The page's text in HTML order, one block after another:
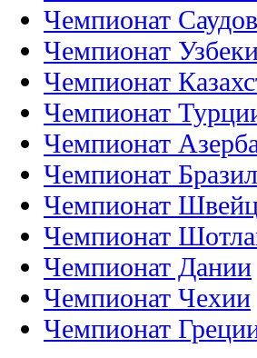
Чемпионат
Чемпионат
Чемпионат
Чемпионат
Чемпионат
Чемпионат
Чемпионат
Чемпионат
Чемпионат Дании
Чемпионат Чехии
Чемпионат